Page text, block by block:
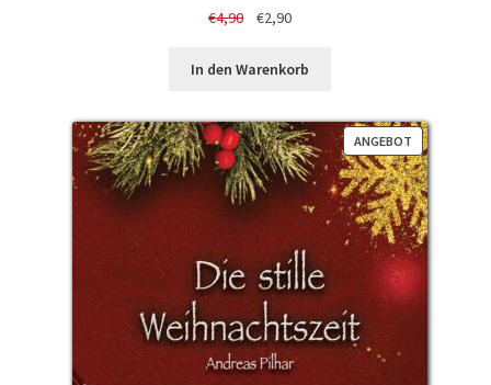
€4,90
Ursprünglicher
war:
€2,90Aktueller
ist:
In den Warenkorb
ANGEBOTPRODUKT
IM
ANGEBOT